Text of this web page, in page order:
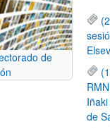
de
de